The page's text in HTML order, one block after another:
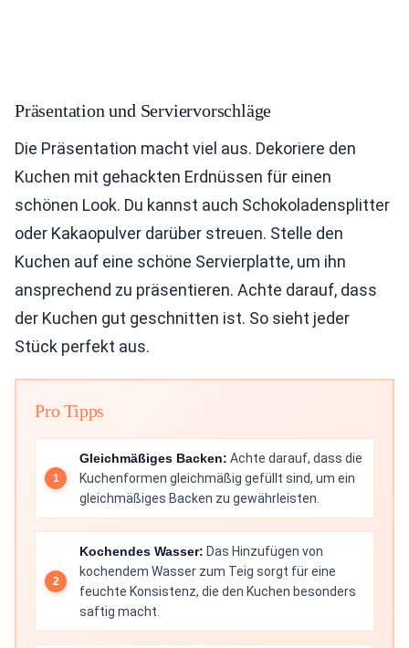
Präsentation und Serviervorschläge
Die Präsentation macht viel aus. Dekoriere den
Kuchen mit gehackten Erdnüssen für einen
schönen Look. Du kannst auch Schokoladensplitter
oder Kakaopulver darüber streuen. Stelle den
Kuchen auf eine schöne Servierplatte, um ihn
ansprechend zu präsentieren. Achte darauf, dass
der Kuchen gut geschnitten ist. So sieht jeder
Stück perfekt aus.
Pro Tipps
Gleichmäßiges Backen: Achte darauf, dass die
Kuchenformen gleichmäßig gefüllt sind, um ein
gleichmäßiges Backen zu gewährleisten.
Kochendes Wasser: Das Hinzufügen von
kochendem Wasser zum Teig sorgt für eine
feuchte Konsistenz, die den Kuchen besonders
saftig macht.